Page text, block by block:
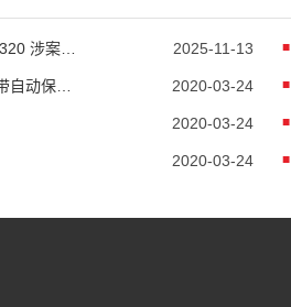
2025-11-13
2020-03-24
2020-03-24
2020-03-24